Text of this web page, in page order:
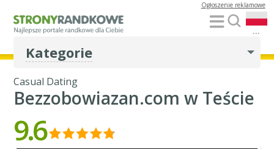
...
Ogłoszenie reklamowe
Kategorie
Casual Dating
Bezzobowiazan.com w Teście
9.6